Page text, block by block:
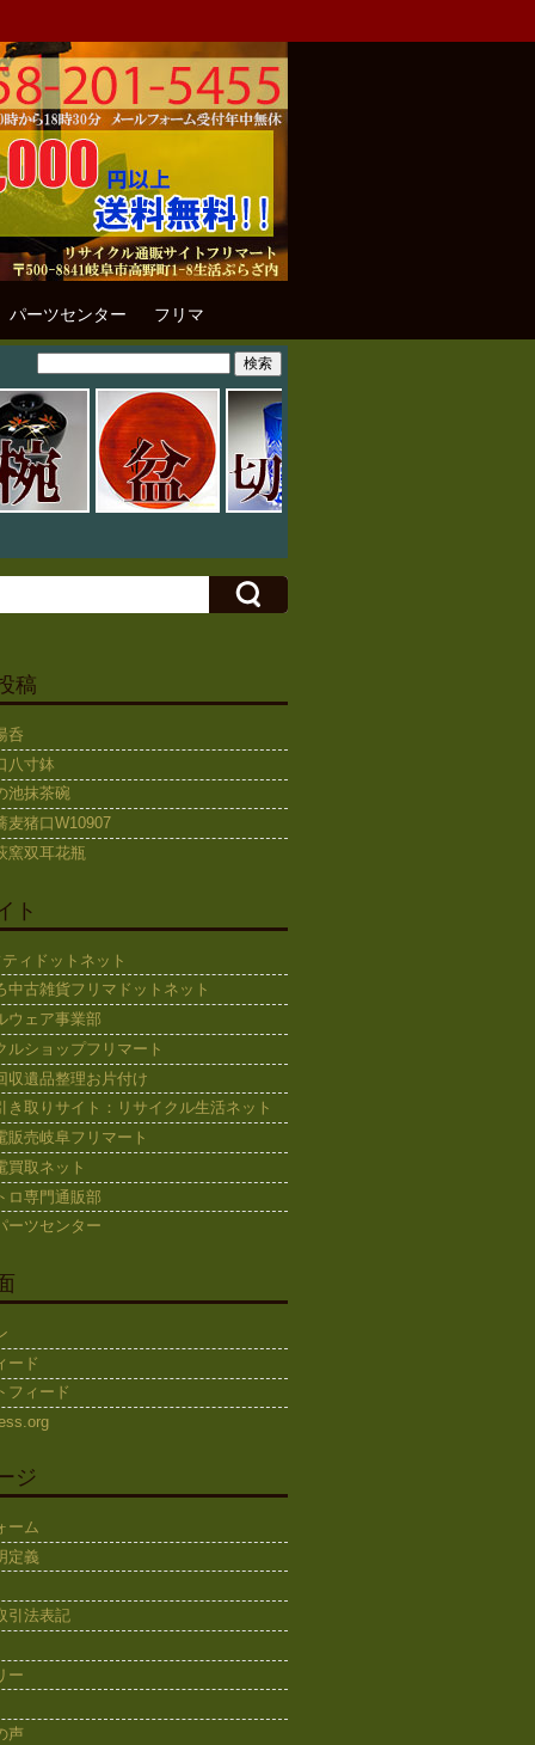
パーツセンター フリマ
稿
呑
八寸鉢
池抹茶碗
麦猪口W10907
窯双耳花瓶
ト
ィドットネット
中古雑貨フリマドットネット
ウェア事業部
ルショップフリマート
収遺品整理お片付け
き取りサイト：リサイクル生活ネット
販売岐阜フリマート
買取ネット
ロ専門通販部
ーツセンター
ード
フィード
ジ
ーム
定義
引法表記
ー
声